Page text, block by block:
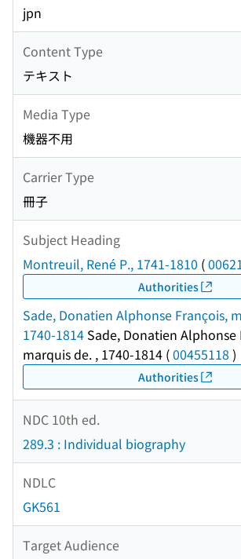
jpn
Content Type
テキスト
Media Type
機器不用
Carrier Type
冊子
Subject Heading
Montreuil, René P., 1741-1810 (
Authorities
Sade, Donatien Alphonse François,
1740-1814 Sade, Donatien Alphonse
marquis de. , 1740-1814 (00455118 )
Authorities
NDC 10th ed.
289.3 : Individual biography
NDLC
GK561
Target Audience